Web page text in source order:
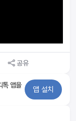
공유
톡 앱을
앱 설치